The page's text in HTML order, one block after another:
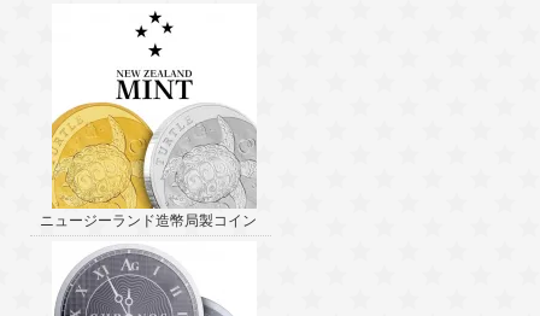
ニュージーランド造幣局製コイン